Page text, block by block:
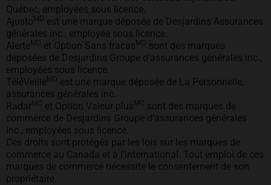
Québec, employées sous licence.
Ajusto MD est une marque déposée de Desjardins Assurances
générales inc., employée sous licence.
Alerte MD et Option Sans tracas MD sont des marques
déposées de Desjardins Groupe d'assurances générales inc.,
employées sous licence.
TéléVeille MD est une marque déposée de La Personnelle,
assurances générales inc.
Radar MC et Option Valeur plus MC sont des marques de
commerce de Desjardins Groupe d’assurances générales
inc., employées sous licence.
Ces droits sont protégés par les lois sur les marques de
commerce au Canada et à l’international. Tout emploi de ces
marques de commerce nécessite le consentement de son
propriétaire.